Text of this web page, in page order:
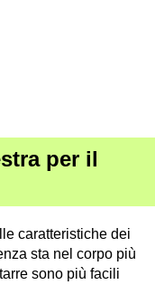
per il
caratteristiche dei
sta nel corpo più
sono più facili